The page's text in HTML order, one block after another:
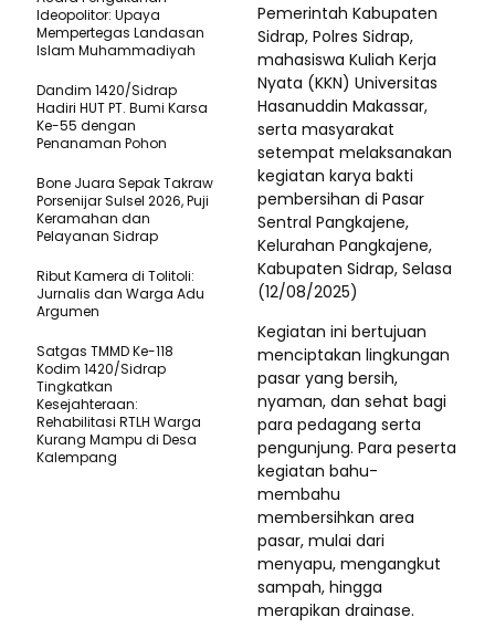
Pemerintah Kabupaten
Sidrap, Polres Sidrap,
mahasiswa Kuliah Kerja
Nyata (KKN) Universitas
Hasanuddin Makassar,
serta masyarakat
setempat melaksanakan
kegiatan karya bakti
pembersihan di Pasar
Sentral Pangkajene,
Kelurahan Pangkajene,
Kabupaten Sidrap, Selasa
(12/08/2025)
Kegiatan ini bertujuan
menciptakan lingkungan
pasar yang bersih,
nyaman, dan sehat bagi
para pedagang serta
pengunjung. Para peserta
kegiatan bahu-
membahu
membersihkan area
pasar, mulai dari
menyapu, mengangkut
sampah, hingga
merapikan drainase.
Ideopolitor: Upaya
Mempertegas Landasan
Islam Muhammadiyah
Dandim 1420/Sidrap
Hadiri HUT PT. Bumi Karsa
Ke-55 dengan
Penanaman Pohon
Bone Juara Sepak Takraw
Porsenijar Sulsel 2026, Puji
Keramahan dan
Pelayanan Sidrap
Ribut Kamera di Tolitoli:
Jurnalis dan Warga Adu
Argumen
Satgas TMMD Ke-118
Kodim 1420/Sidrap
Tingkatkan
Kesejahteraan:
Rehabilitasi RTLH Warga
Kurang Mampu di Desa
Kalempang